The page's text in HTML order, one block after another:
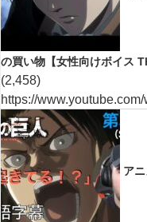
の買い物【女性向けボイス
(2,458)
https://
ア